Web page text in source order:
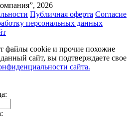
2026
Публичная оферта Согласие
персональных данных
файлы cookie и прочие похожие
сайт, вы подтверждаете свое
сайта.